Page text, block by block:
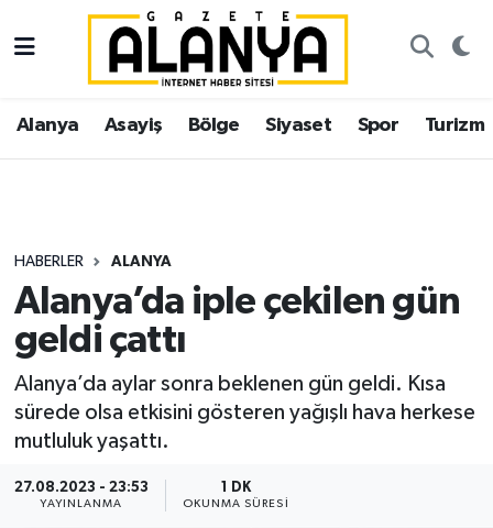
Alanya Asayiş Bölge Siyaset Spor Turizm
HABERLER ALANYA
Alanya’da iple çekilen gün
geldi çattı
Alanya’da aylar sonra beklenen gün geldi. Kısa
sürede olsa etkisini gösteren yağışlı hava herkese
mutluluk yaşattı.
27.08.2023 - 23:53
YAYINLANMA
1 DK
OKUNMA SÜRESI
Alanya
Asayiş
Siyaset
Spor
Turizm
Ekonomi
İstanbul Nöbetçi Eczaneler
İstanbul Hava Durumu
Süper Lig Puan Durumu ve Fikstür
Tüm Manşetler
Son Dakika Haberleri
Haber Arşivi